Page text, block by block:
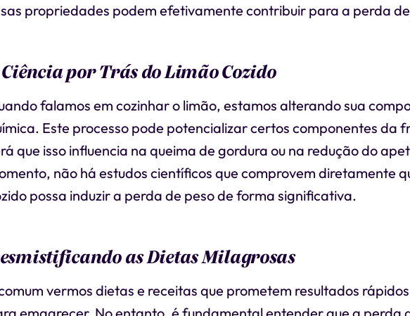
propriedades podem efetivamente contribuir para a perda
por Trás do Limão Cozido
falamos em cozinhar o limão, estamos alterando sua
Este processo pode potencializar certos componentes da
que isso influencia na queima de gordura ou na redução do
não há estudos científicos que comprovem diretamente
possa induzir a perda de peso de forma significativa.
as Dietas Milagrosas
vermos dietas e receitas que prometem resultados